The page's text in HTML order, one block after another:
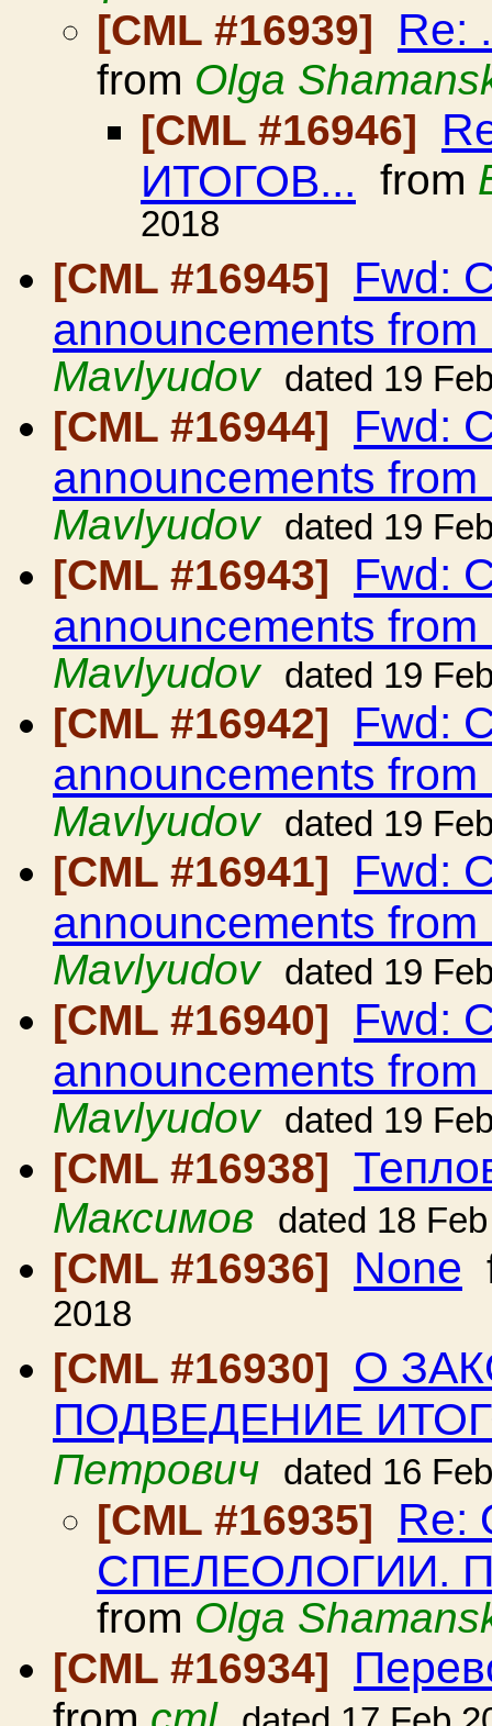
[CML #16939]
from Olga
[CML #16946]
ИТОГОВ... from
2018
[CML #16945]
Fwd:
announcements from
Mavlyudov
dated 19
[CML #16944] Fwd:
announcements from
Mavlyudov
dated 19
[CML #16943] Fwd:
announcements from
Mavlyudov
dated 19
[CML #16942] Fwd:
announcements from
Mavlyudov
dated 19
[CML #16941] Fwd:
announcements from
Mavlyudov
dated 19
[CML #16940] Fwd:
announcements from
Mavlyudov
dated 19
[CML #16938]
Максимов dated 18
[CML #16936] None
2018
[CML #16930]
О
ПОДВЕДЕНИЕ
Петрович dated 16
[CML #16935]
СПЕЛЕОЛОГИИ.
from Olga
[CML #16934]